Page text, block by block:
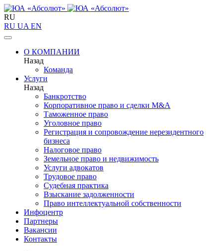
RU
RU UA EN
О КОМПАНИИ
Назад
Команда
Услуги
Назад
Банкротство
Корпоративное право и сделки M&A
Таможенное право
Уголовное право
Регистрация и сопровождение нерезидентного
бизнеса
Налоговое право
Земельное право и недвижимость
Услуги адвокатов
Трудовое право
Судебная практика
Взыскание задолженности
Право интеллектуальной собственности
Инфоцентр
Партнеры
Вакансии
Контакты